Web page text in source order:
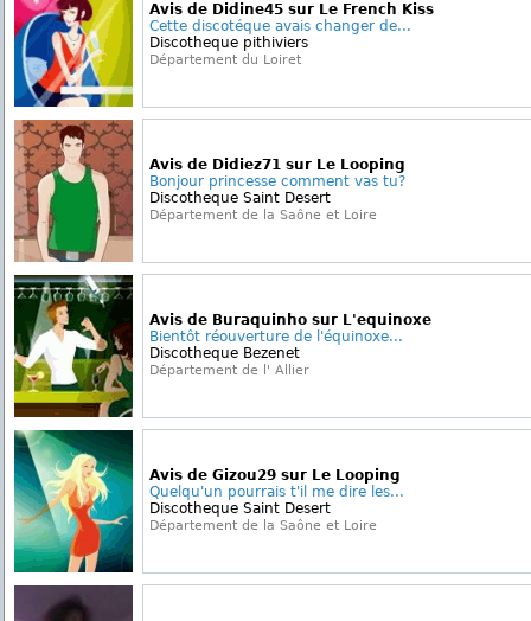
Avis de Didine45 sur Le French Kiss
Cette discotéque avais changer de...
Discotheque pithiviers
Département du Loiret
Avis de Didiez71 sur Le Looping
Bonjour princesse comment vas tu?
Discotheque Saint Desert
Département de la Saône et Loire
Avis de Buraquinho sur L'equinoxe
Bientôt réouverture de l'équinoxe...
Discotheque Bezenet
Département de l' Allier
Avis de Gizou29 sur Le Looping
Quelqu'un pourrais t'il me dire les...
Discotheque Saint Desert
Département de la Saône et Loire